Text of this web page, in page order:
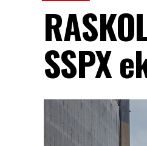
SSPX